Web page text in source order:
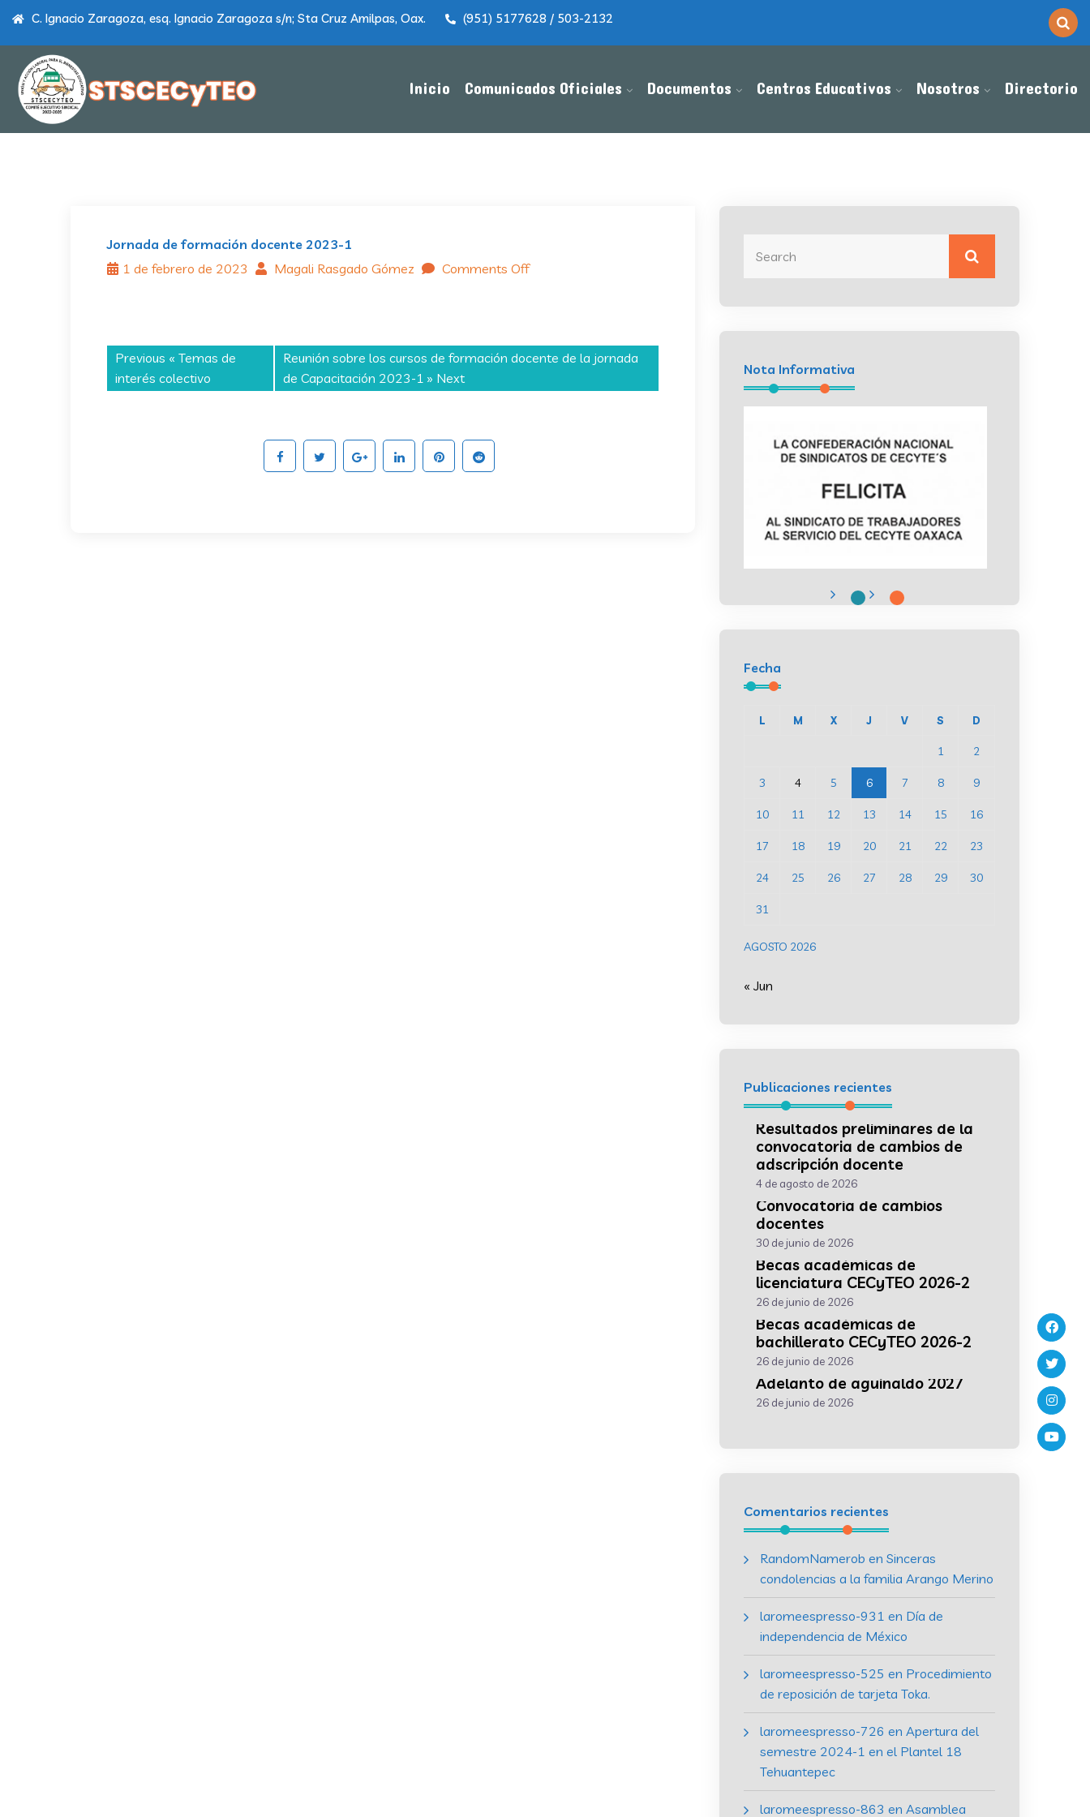
C. Ignacio Zaragoza, esq. Ignacio Zaragoza s/n; Sta Cruz Amilpas, Oax. (951) 5177628 / 503-2132
Inicio Comunicados Oficiales Documentos Centros Educativos Nosotros Directorio
Jornada de formación docente 2023-1
1 de febrero de 2023
Magali Rasgado Gómez Comments Off
Previous « Temas de
interés colectivo
Reunión sobre los cursos de formación docente de la jornada
de Capacitación 2023-1 » Next
Nota Informativa
Fecha
AGOSTO 2026
L M X J V S D
1 2
3 4 5 6 7 8 9
10 11 12 13 14 15 16
17 18 19 20 21 22 23
24 25 26 27 28 29 30
31
« Jun
Publicaciones recientes
Resultados preliminares de la
convocatoria de cambios de
adscripción docente
4 de agosto de 2026
Convocatoria de cambios
docentes
30 de junio de 2026
Becas académicas de
licenciatura CECyTEO 2026-2
26 de junio de 2026
Becas académicas de
bachillerato CECyTEO 2026-2
26 de junio de 2026
Adelanto de aguinaldo 2027
26 de junio de 2026
Comentarios recientes
RandomNamerob en Sinceras
condolencias a la familia Arango Merino
laromeespresso-931 en Día de
independencia de México
laromeespresso-525 en Procedimiento
de reposición de tarjeta Toka.
laromeespresso-726 en Apertura del
semestre 2024-1 en el Plantel 18
Tehuantepec
laromeespresso-863 en Asamblea